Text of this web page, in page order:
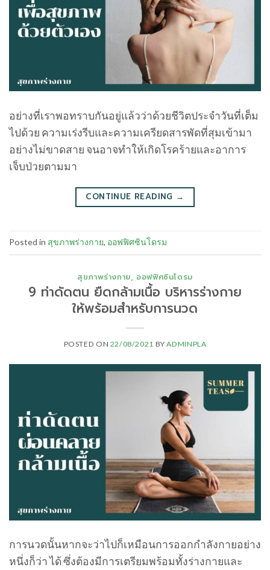
อย่างที่เราพอทราบกันอยู่แล้วว่าด้วยชีวิตประจําวันที่เต็ม
ไปด้วย ความเร่งรีบและความเครียดสารพัดที่สุมเข้ามา
อย่างไม่ขาดสาย จนอาจทําให้เกิดโรคร้ายและอาการ
เจ็บป่วยตามมา
CONTINUE READING →
Posted in สุขภาพร่างกาย, ออฟฟิศซินโดรม
สุขภาพร่างกาย, ออฟฟิศซินโดรม
9 ท่าดัดตน ยืดกล้ามเนื้อ บริหารร่างกาย
ให้พร้อมสําหรับการนวด
POSTED ON 22/08/2021 BYADMINPLA
การนวดนั้นหากจะว่าไปก็เหมือนการออกกําลังกายอย่าง
หนึ่งก็ว่า ได้ ซึ่งต้องมีการเตรียมพร้อมทั้งร่างกายและ